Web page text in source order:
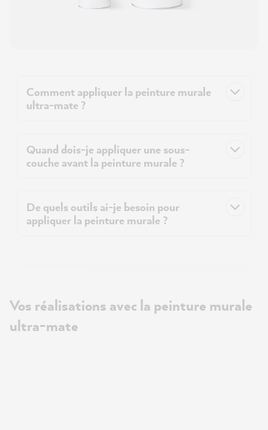
Comment appliquer la peinture murale
ultra-mate ?
Quand dois-je appliquer une sous-
couche avant la peinture murale ?
De quels outils ai-je besoin pour
appliquer la peinture murale ?
Vos réalisations avec la peinture murale
ultra-mate